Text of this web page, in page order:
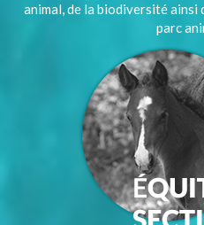
animal, de la biodiversité ainsi
parc